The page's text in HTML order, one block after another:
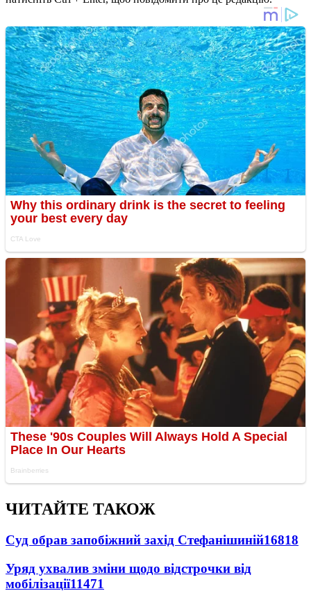
ЧИТАЙТЕ ТАКОЖ
Суд обрав запобіжний захід Стефанішиній16818
Уряд ухвалив зміни щодо відстрочки від
мобілізації11471